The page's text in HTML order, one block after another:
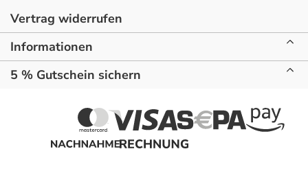
Vertrag widerrufen
Informationen
5 % Gutschein sichern